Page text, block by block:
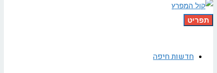
תפריט
חדשות חיפה